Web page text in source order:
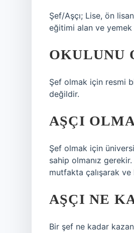
Şef/Aşçı; Lise, ön
eğitimi alan ve
OKULUNU
Şef olmak için resmi
değildir.
AŞÇI
Şef olmak için
sahip olmanız
mutfakta çalışarak
AŞÇI NE
Bir şef ne kadar